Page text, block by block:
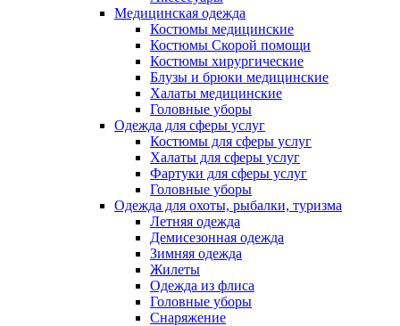
Медицинская одежда
Костюмы медицинские
Костюмы Скорой помощи
Костюмы хирургические
Блузы и брюки медицинские
Халаты медицинские
Головные уборы
Одежда для сферы услуг
Костюмы для сферы услуг
Халаты для сферы услуг
Фартуки для сферы услуг
Головные уборы
Одежда для охоты, рыбалки, туризма
Летняя одежда
Демисезонная одежда
Зимняя одежда
Жилеты
Одежда из флиса
Головные уборы
Снаряжение